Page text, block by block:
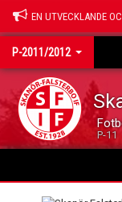
EN UTVECKLANDE
P-2011/2012
P-11